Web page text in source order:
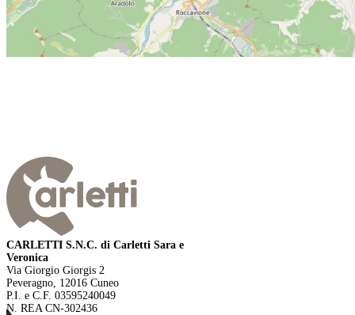
CARLETTI S.N.C. di Carletti Sara e
Veronica
Via Giorgio Giorgis 2
Peveragno, 12016 Cuneo
P.I. e C.F. 03595240049
N. REA CN-302436